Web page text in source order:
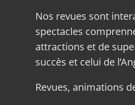
Nos revues sont
spectacles
attractions et de
succès et celui de
Revues, animations